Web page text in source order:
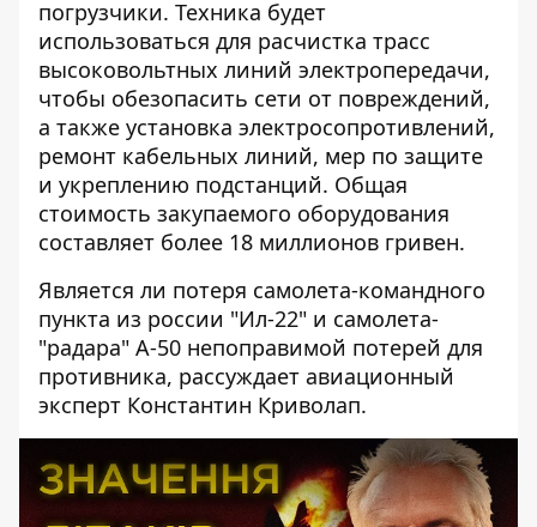
погрузчики. Техника будет
использоваться для расчистка трасс
высоковольтных линий электропередачи,
чтобы обезопасить сети от повреждений,
а также установка электросопротивлений,
ремонт кабельных линий, мер по защите
и укреплению подстанций. Общая
стоимость закупаемого оборудования
составляет более 18 миллионов гривен.
Является ли потеря самолета-командного
пункта из россии "Ил-22" и самолета-
"радара" А-50 непоправимой потерей для
противника, рассуждает авиационный
эксперт Константин Криволап.